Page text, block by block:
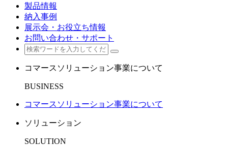
製品情報
納入事例
展示会・お役立ち情報
お問い合わせ・サポート
コマースソリューション事業について
BUSINESS
コマースソリューション事業について
ソリューション
SOLUTION